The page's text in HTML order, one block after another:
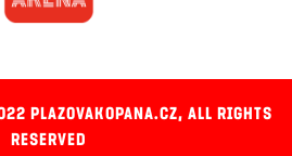
PLAZOVAKOPANA.CZ, ALL RIGHTS
RESERVED